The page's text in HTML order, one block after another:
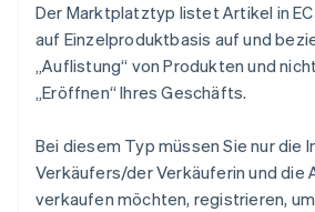
Der Marktplatztyp listet Artikel in
auf Einzelproduktbasis auf und
„Auflistung“ von Produkten und
„Eröffnen“ Ihres Geschäfts.
Bei diesem Typ müssen Sie nur die
Verkäufers/der Verkäuferin und die
verkaufen möchten, registrieren,